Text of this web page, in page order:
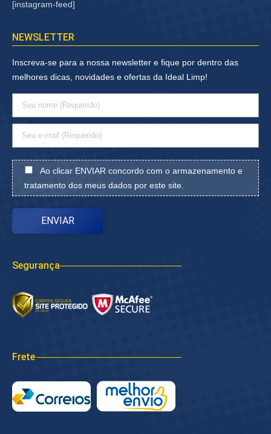
[instagram-feed]
NEWSLETTER
Inscreva-se para a nossa newsletter e fique por dentro das
melhores dicas, novidades e ofertas da Ideal Limp!
Ao clicar ENVIAR concordo com o armazenamento e
tratamento dos meus dados por este site.
Segurança
Frete